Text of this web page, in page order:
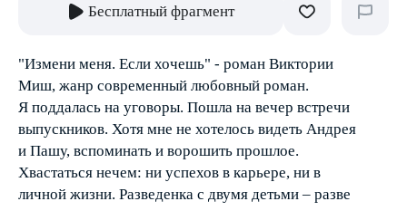
Бесплатный фрагмент
"Измени меня. Если хочешь" - роман Виктории
Миш, жанр современный любовный роман.
Я поддалась на уговоры. Пошла на вечер встречи
выпускников. Хотя мне не хотелось видеть Андрея
и Пашу, вспоминать и ворошить прошлое.
Хвастаться нечем: ни успехов в карьере, ни в
личной жизни. Разведенка с двумя детьми – разве